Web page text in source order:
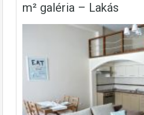
m² galéria – Lakás